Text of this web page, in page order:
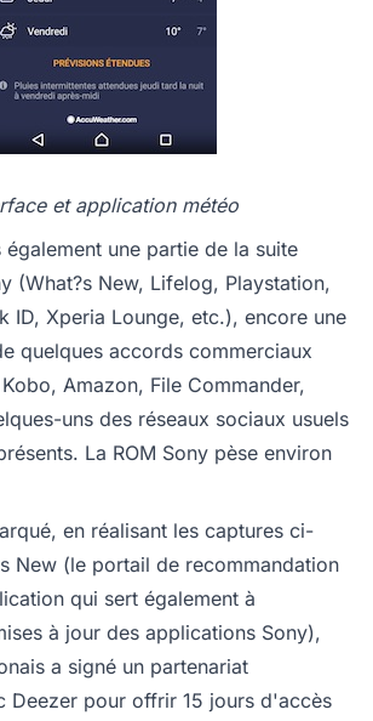
et application météo
une partie de la suite
(What?s New, Lifelog, Playstation,
ID, Xperia Lounge, etc.), encore une
quelques accords commerciaux
Amazon, File Commander,
uns des réseaux sociaux usuels
La ROM Sony pèse environ
en réalisant les captures ci-
New (le portail de recommandation
qui sert également à
à jour des applications Sony),
a signé un partenariat
Deezer pour offrir 15 jours d'accès